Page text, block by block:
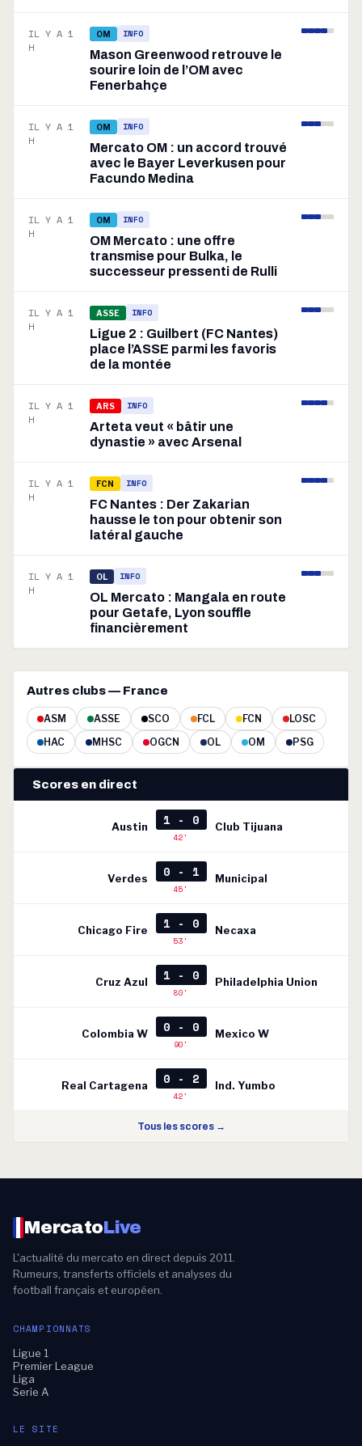
IL Y A 1
H
OM INFO
Mason Greenwood retrouve le
sourire loin de l’OM avec
Fenerbahçe
IL Y A 1
H
OM INFO
Mercato OM : un accord trouvé
avec le Bayer Leverkusen pour
Facundo Medina
IL Y A 1
H
OM INFO
OM Mercato : une offre
transmise pour Bulka, le
successeur pressenti de Rulli
IL Y A 1
H
ASSE INFO
Ligue 2 : Guilbert (FC Nantes)
place l’ASSE parmi les favoris
de la montée
IL Y A 1
H
ARS INFO
Arteta veut « bâtir une
dynastie » avec Arsenal
IL Y A 1
H
FCN INFO
FC Nantes : Der Zakarian
hausse le ton pour obtenir son
latéral gauche
IL Y A 1
H
OL INFO
OL Mercato : Mangala en route
pour Getafe, Lyon souffle
financièrement
Autres clubs — France
ASM ASSE SCO FCL FCN
LOSC
HAC
MHSC OGCN OL OM PSG
Scores en direct
Austin 1 - 0
42'
Club Tijuana
Verdes 0 - 1
45'
Municipal
Chicago Fire 1 - 0
53'
Necaxa
Cruz Azul 1 - 0
80'
Philadelphia Union
Colombia W 0 - 0
90'
Mexico W
Real Cartagena 0 - 2
42'
Ind. Yumbo
Tous les scores →
MercatoLive
L'actualité du mercato en direct depuis 2011.
Rumeurs, transferts officiels et analyses du
football français et européen.
CHAMPIONNATS
Ligue 1
Premier League
Liga
Serie A
LE SITE